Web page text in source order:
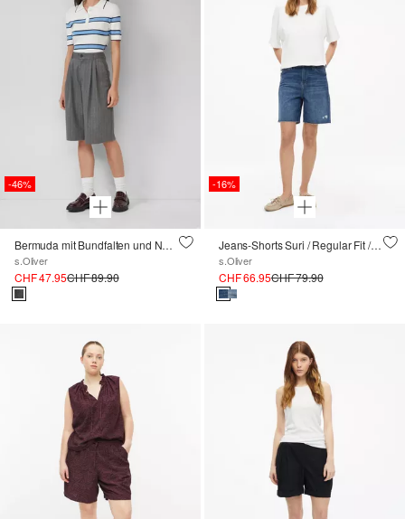
-46%
Bermuda mit Bundfalten und Nadelstreifen
s.Oliver
CHF 47.95CHF 89.90
-16%
Jeans-Shorts Suri / Regular Fit / High Rise / offener Saum
s.Oliver
CHF 66.95CHF 79.90